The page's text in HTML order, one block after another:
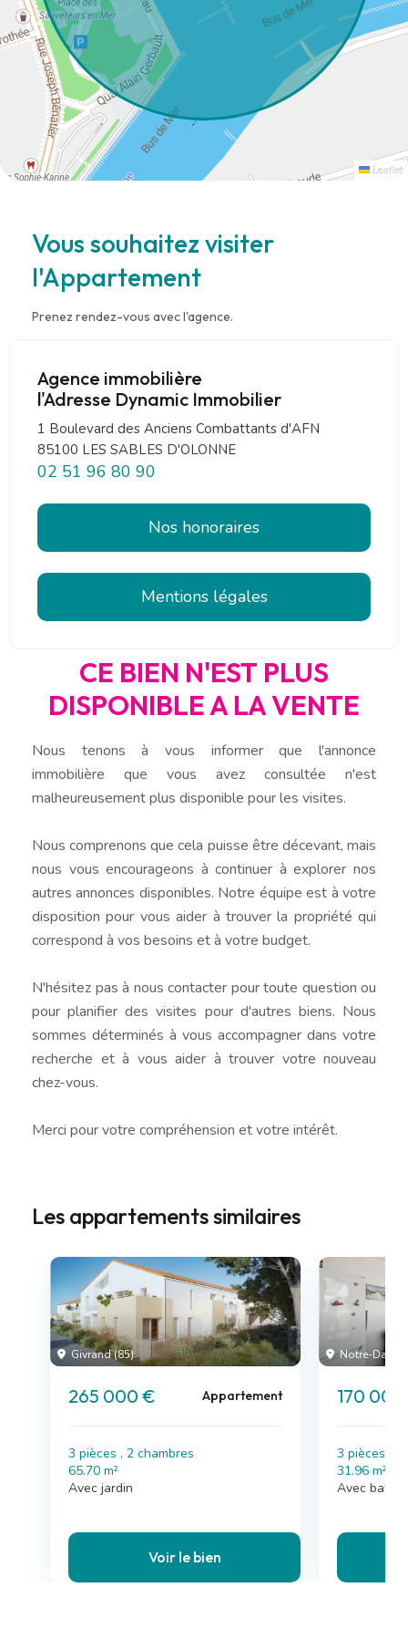
Leaflet
Vous souhaitez visiter
l'Appartement
Prenez rendez-vous avec l'agence.
Agence immobilière
l'Adresse Dynamic Immobilier
1 Boulevard des Anciens Combattants d'AFN
85100 LES SABLES D'OLONNE
02 51 96 80 90
Nos honoraires
Mentions légales
CE BIEN N'EST PLUS
DISPONIBLE A LA VENTE
Nous tenons à vous informer que l'annonce
immobilière que vous avez consultée n'est
malheureusement plus disponible pour les visites.
Nous comprenons que cela puisse être décevant, mais
nous vous encourageons à continuer à explorer nos
autres annonces disponibles. Notre équipe est à votre
disposition pour vous aider à trouver la propriété qui
correspond à vos besoins et à votre budget.
N'hésitez pas à nous contacter pour toute question ou
pour planifier des visites pour d'autres biens. Nous
sommes déterminés à vous accompagner dans votre
recherche et à vous aider à trouver votre nouveau
chez-vous.
Merci pour votre compréhension et votre intérêt.
Les appartements similaires
Givrand (85)
265 000 € Appartement
3 pièces , 2 chambres
65.70 m²
Avec jardin
Voir le bien
Notre-
170
3 pièces , 2
31.96 m²
Avec balcon